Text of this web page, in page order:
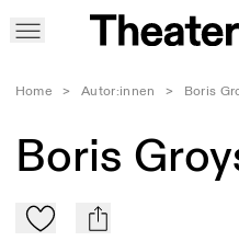
Home > Autor:innen > Boris
Boris
Zu Mein-TdZ hinzufügen
mail